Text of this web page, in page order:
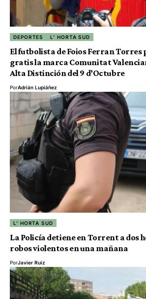
DEPORTES L' HORTA SUD
El futbolista de Foios Ferran
gratis la marca Comunitat
Alta Distinción del 9 d’Octubre
PorAdrián Lupiáñez
L' HORTA SUD
La Policía detiene en Torrent a dos
robos violentos en una mañana
PorJavier Ruiz